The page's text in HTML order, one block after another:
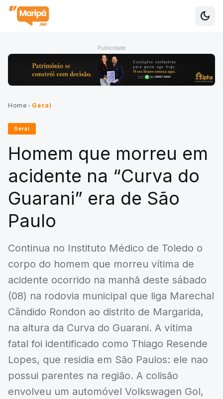
dark_mode
Publicidade
Home chevron_right Geral
Geral
Homem que morreu em
acidente na “Curva do
Guarani” era de São
Paulo
Continua no Instituto Médico de Toledo o
corpo do homem que morreu vítima de
acidente ocorrido na manhã deste sábado
(08) na rodovia municipal que liga Marechal
Cândido Rondon ao distrito de Margarida,
na altura da Curva do Guarani. A vítima
fatal foi identificado como Thiago Resende
Lopes, que residia em São Paulos: ele nao
possui parentes na região. A colisão
envolveu um automóvel Volkswagen Gol,